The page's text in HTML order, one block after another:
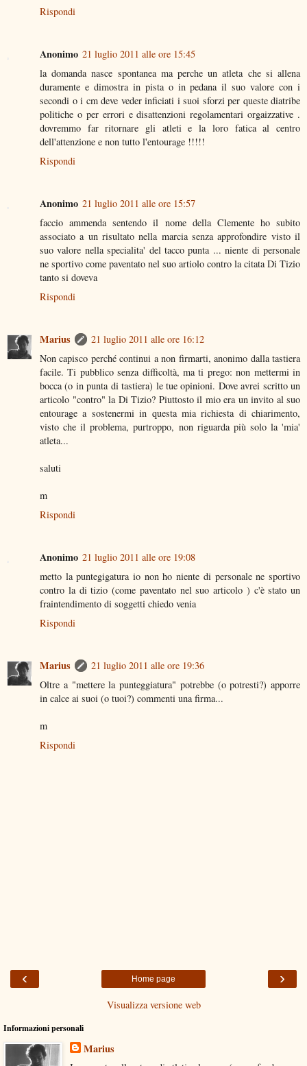
Rispondi
Anonimo 21 luglio 2011 alle ore 15:45
la domanda nasce spontanea ma perche un atleta che si allena
duramente e dimostra in pista o in pedana il suo valore con i
secondi o i cm deve veder inficiati i suoi sforzi per queste diatribe
politiche o per errori e disattenzioni regolamentari orgaizzative .
dovremmo far ritornare gli atleti e la loro fatica al centro
dell'attenzione e non tutto l'entourage !!!!!
Rispondi
Anonimo 21 luglio 2011 alle ore 15:57
faccio ammenda sentendo il nome della Clemente ho subito
associato a un risultato nella marcia senza approfondire visto il
suo valore nella specialita' del tacco punta ... niente di personale
ne sportivo come paventato nel suo artiolo contro la citata Di Tizio
tanto si doveva
Rispondi
Marius
21 luglio 2011 alle ore 16:12
Non capisco perché continui a non firmarti, anonimo dalla tastiera
facile. Ti pubblico senza difficoltà, ma ti prego: non mettermi in
bocca (o in punta di tastiera) le tue opinioni. Dove avrei scritto un
articolo "contro" la Di Tizio? Piuttosto il mio era un invito al suo
entourage a sostenermi in questa mia richiesta di chiarimento,
visto che il problema, purtroppo, non riguarda più solo la 'mia'
atleta...
saluti
m
Rispondi
Anonimo 21 luglio 2011 alle ore 19:08
metto la puntegigatura io non ho niente di personale ne sportivo
contro la di tizio (come paventato nel suo articolo ) c'è stato un
fraintendimento di soggetti chiedo venia
Rispondi
Marius
21 luglio 2011 alle ore 19:36
Oltre a "mettere la punteggiatura" potrebbe (o potresti?) apporre
in calce ai suoi (o tuoi?) commenti una firma...
m
Rispondi
‹ ›
Home page
Visualizza versione web
Informazioni personali
Marius